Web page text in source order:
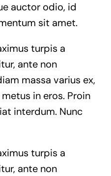
auctor odio, id
sit amet.
turpis a
ante non
massa varius ex,
in eros. Proin
interdum. Nunc
turpis a
ante non